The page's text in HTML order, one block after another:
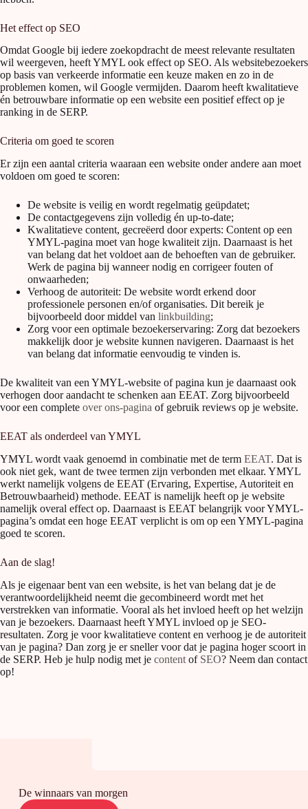
Het effect op SEO
Omdat Google bij iedere zoekopdracht de meest relevante resultaten
wil weergeven, heeft YMYL ook effect op SEO. Als websitebezoekers
op basis van verkeerde informatie een keuze maken en zo in de
problemen komen, wil Google vermijden. Daarom heeft kwalitatieve
én betrouwbare informatie op een website een positief effect op je
ranking in de SERP.
Criteria om goed te scoren
Er zijn een aantal criteria waaraan een website onder andere aan moet
voldoen om goed te scoren:
De website is veilig en wordt regelmatig geüpdatet;
De contactgegevens zijn volledig én up-to-date;
Kwalitatieve content, gecreëerd door experts: Content op een
YMYL-pagina moet van hoge kwaliteit zijn. Daarnaast is het
van belang dat het voldoet aan de behoeften van de gebruiker.
Werk de pagina bij wanneer nodig en corrigeer fouten of
onwaarheden;
Verhoog de autoriteit: De website wordt erkend door
professionele personen en/of organisaties. Dit bereik je
bijvoorbeeld door middel van linkbuilding;
Zorg voor een optimale bezoekerservaring: Zorg dat bezoekers
makkelijk door je website kunnen navigeren. Daarnaast is het
van belang dat informatie eenvoudig te vinden is.
De kwaliteit van een YMYL-website of pagina kun je daarnaast ook
verhogen door aandacht te schenken aan EEAT. Zorg bijvoorbeeld
voor een complete over ons-pagina of gebruik reviews op je website.
EEAT als onderdeel van YMYL
YMYL wordt vaak genoemd in combinatie met de term EEAT. Dat is
ook niet gek, want de twee termen zijn verbonden met elkaar. YMYL
werkt namelijk volgens de EEAT (Ervaring, Expertise, Autoriteit en
Betrouwbaarheid) methode. EEAT is namelijk heeft op je website
namelijk overal effect op. Daarnaast is EEAT belangrijk voor YMYL-
pagina’s omdat een hoge EEAT verplicht is om op een YMYL-pagina
goed te scoren.
Aan de slag!
Als je eigenaar bent van een website, is het van belang dat je de
verantwoordelijkheid neemt die gecombineerd wordt met het
verstrekken van informatie. Vooral als het invloed heeft op het welzijn
van je bezoekers. Daarnaast heeft YMYL invloed op je SEO-
resultaten. Zorg je voor kwalitatieve content en verhoog je de autoriteit
van je pagina? Dan zorg je er sneller voor dat je pagina hoger scoort in
de SERP. Heb je hulp nodig met je content of SEO? Neem dan contact
op!
De winnaars van morgen